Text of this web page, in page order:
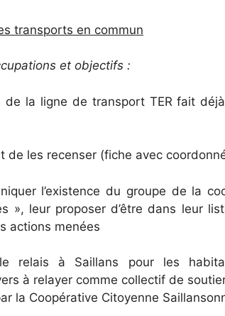
transports en commun
et objectifs :
de la ligne de transport TER fait
de les recenser (fiche avec
l’existence du groupe de la
», leur proposer d’être dans leur
actions menées
relais à Saillans pour les
à relayer comme collectif de
la Coopérative Citoyenne